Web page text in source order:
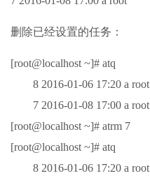
删除已经设置的任务：
[root@localhost ~]# atq
8 2016-01-06 17:20 a root
7 2016-01-08 17:00 a root
[root@localhost ~]# atrm 7
[root@localhost ~]# atq
8 2016-01-06 17:20 a root